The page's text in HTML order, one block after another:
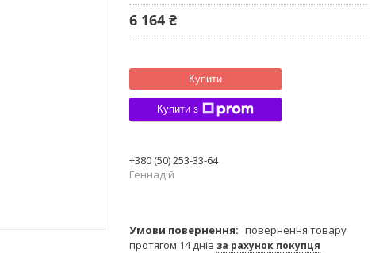
6 164 ₴
Купити
Купити з
+380 (50) 253-33-64
Геннадій
повернення товару
протягом 14 днів за рахунок покупця